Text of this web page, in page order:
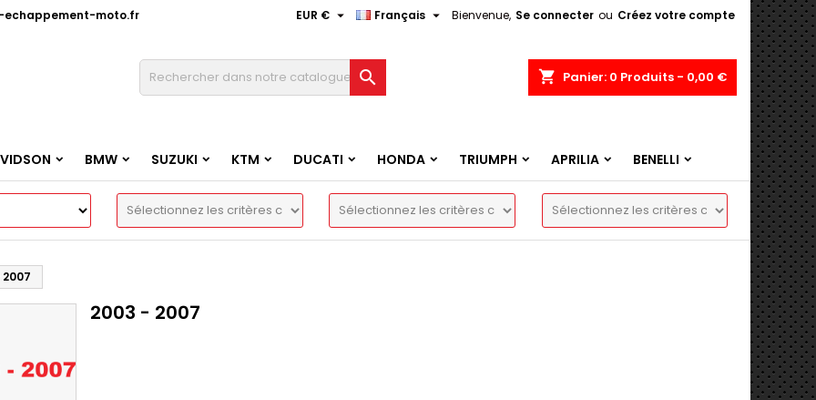
echappement-moto.fr Bienvenue, Se connecter ou Créez votre compte
Français 
EUR € 
 shopping_cart Panier: 0 Produits - 0,00 €
BMW SUZUKI KTM DUCATI HONDA TRIUMPH APRILIA BENELLI
2003 - 2007